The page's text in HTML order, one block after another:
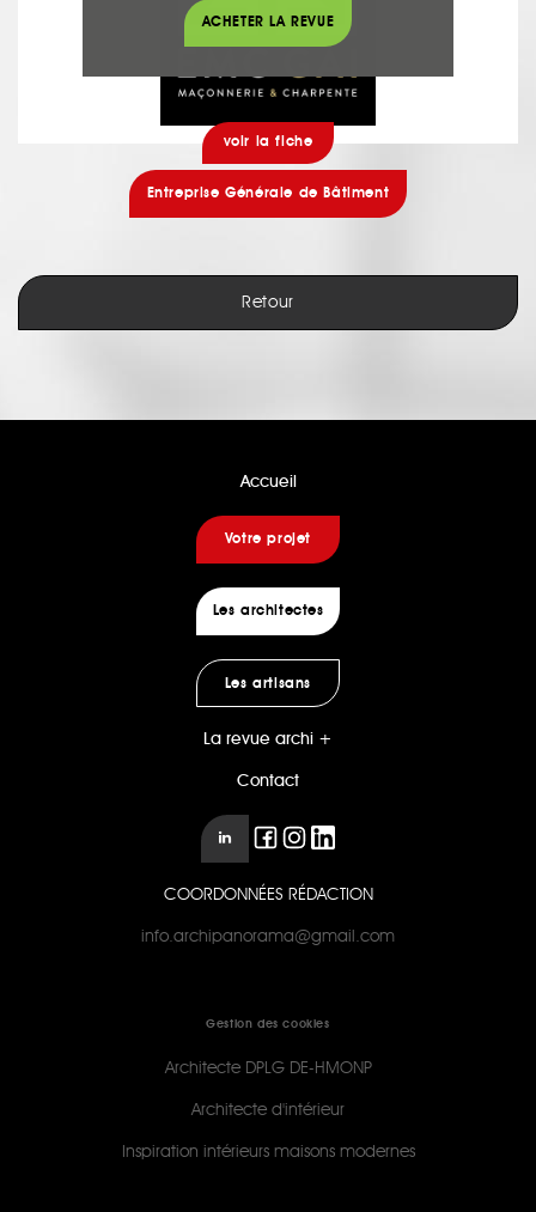
voir la fiche
Entreprise Générale de Bâtiment
Retour
Accueil
Votre projet
Les architectes
Les artisans
La revue archi +
Contact
COORDONNÉES RÉDACTION
info.archipanorama@gmail.com
Gestion des cookies
Architecte DPLG DE-HMONP
Architecte d'intérieur
Inspiration intérieurs maisons modernes
ACHETER LA REVUE